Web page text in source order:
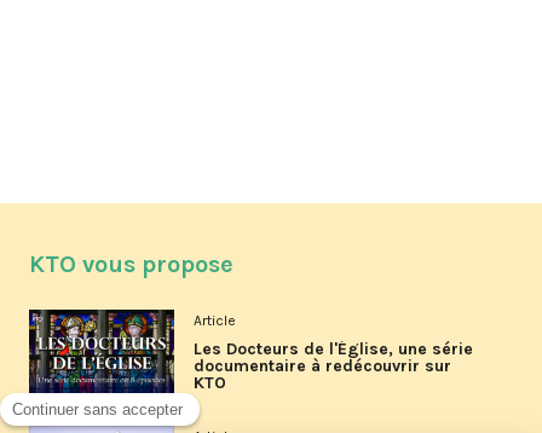
KTO vous propose
Article
Les Docteurs de l'Église, une série
documentaire à redécouvrir sur
KTO